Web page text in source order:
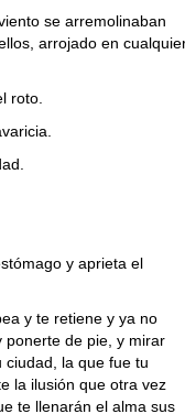
se arremolinaban
arrojado en
roto.
y aprieta el
y te retiene y ya no
ponerte de pie, y mirar
la que fue tu
la ilusión que otra vez
te llenarán el alma sus